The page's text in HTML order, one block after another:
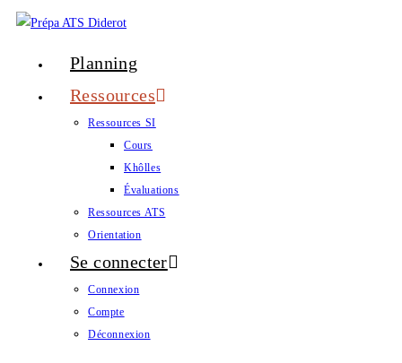
Planning
Ressources
Ressources SI
Cours
Khôlles
Évaluations
Ressources ATS
Orientation
Se connecter
Connexion
Compte
Déconnexion